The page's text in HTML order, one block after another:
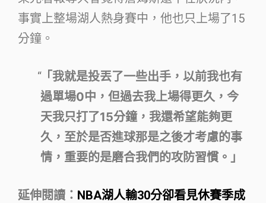
事實上整場湖人熱身賽中，他也只上場了15
分鐘。
「我就是投丟了一些出手，以前我也有
過單場0中，但過去我上場得更久，今
天我只打了15分鐘，我還希望能夠更
久，至於是否進球那是之後才考慮的事
情，重要的是磨合我們的攻防習慣。」
延伸閱讀： NBA湖人輸30分卻看見休賽季成